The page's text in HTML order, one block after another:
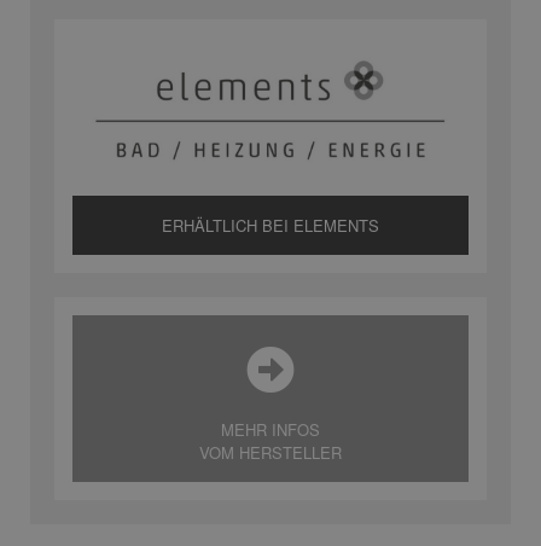
ERHÄLTLICH BEI ELEMENTS
MEHR INFOS
VOM HERSTELLER